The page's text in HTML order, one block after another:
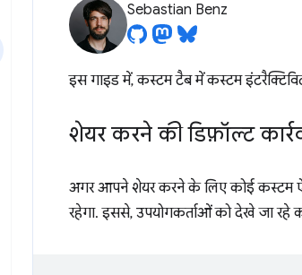
Sebastian Benz
इस गाइड में, कस्टम टैब में कस्टम
शेयर करने की डिफ़ॉल्ट
अगर आपने शेयर करने के लिए कोई कस्टम
रहेगा. इससे, उपयोगकर्ताओं को देखे जा रहे